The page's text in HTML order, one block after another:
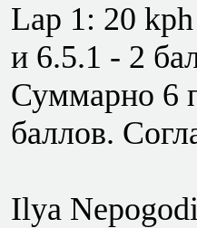
Lap 1: 20
и 6.5.1 - 2
Суммарно 6
баллов.
Ilya